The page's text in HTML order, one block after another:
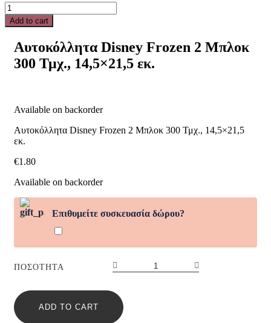
Αυτοκόλλητα
Disney
Frozen
Μπλοκ
300
Τμχ.,
quantity
Add to cart
Αυτοκόλλητα Disney Frozen 2 Μπλοκ
300 Τμχ., 14,5×21,5 εκ.
Available on backorder
Αυτοκόλλητα Disney Frozen 2 Μπλοκ 300 Τμχ., 14,5×21,5
εκ.
€1.80
Available on backorder
Επιθυμείτε συσκευασία δώρου?
ΠΟΣΌΤΗΤΑ
Αυτοκόλλητα
Disney
ADD TO CART